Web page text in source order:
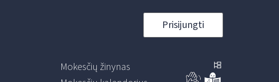
Prisijungti
Mokesčių žinynas